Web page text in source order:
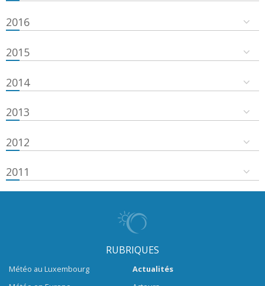
2016
2015
2014
2013
2012
2011
RUBRIQUES
Météo au Luxembourg
Actualités